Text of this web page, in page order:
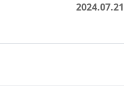
2024.07.21